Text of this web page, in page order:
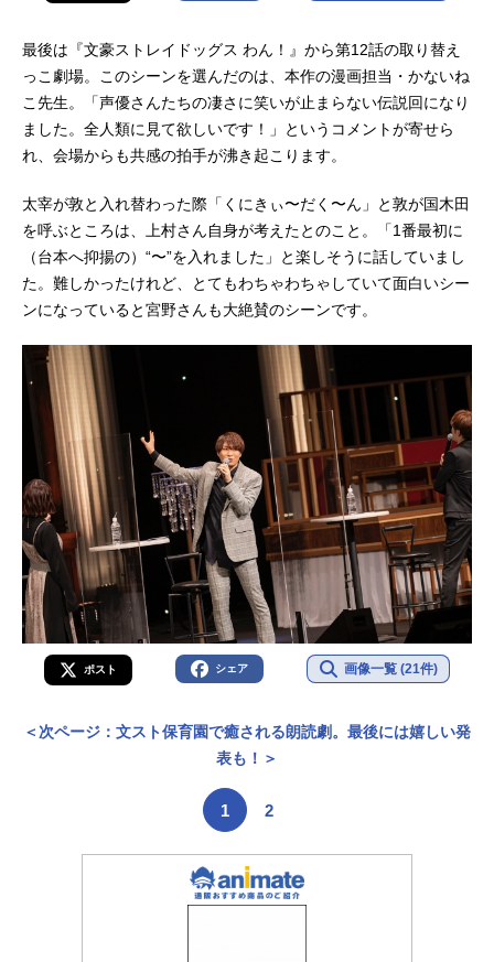
最後は『文豪ストレイドッグス わん！』から第12話の取り替え
っこ劇場。このシーンを選んだのは、本作の漫画担当・かないね
こ先生。「声優さんたちの凄さに笑いが止まらない伝説回になり
ました。全人類に見て欲しいです！」というコメントが寄せら
れ、会場からも共感の拍手が沸き起こります。
太宰が敦と入れ替わった際「くにきぃ〜だく〜ん」と敦が国木田
を呼ぶところは、上村さん自身が考えたとのこと。「1番最初に
（台本へ抑揚の）“〜”を入れました」と楽しそうに話していまし
た。難しかったけれど、とてもわちゃわちゃしていて面白いシー
ンになっていると宮野さんも大絶賛のシーンです。
ポスト シェア 画像一覧 (21件)
＜次ページ：文スト保育園で癒される朗読劇。最後には嬉しい発
表も！＞
1 2